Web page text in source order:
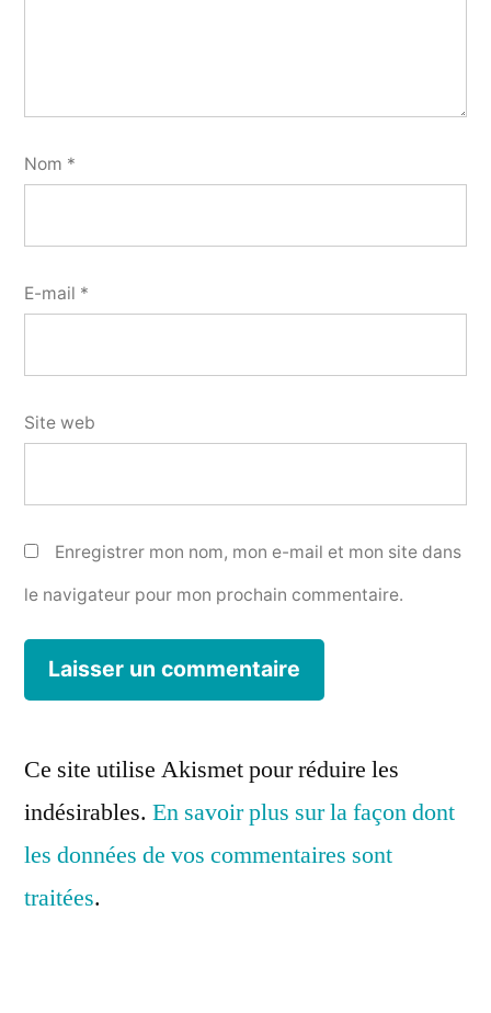
Nom *
E-mail *
Site web
Enregistrer mon nom, mon e-mail et mon site dans
le navigateur pour mon prochain commentaire.
Ce site utilise Akismet pour réduire les
indésirables. En savoir plus sur la façon dont
les données de vos commentaires sont
traitées.